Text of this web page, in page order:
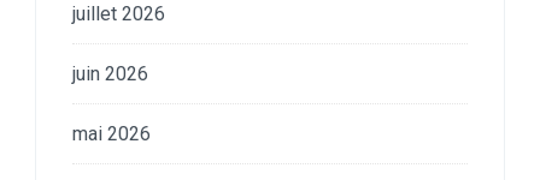
juillet 2026
juin 2026
mai 2026